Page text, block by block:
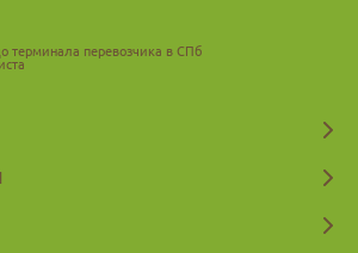
терминала перевозчика в СПб